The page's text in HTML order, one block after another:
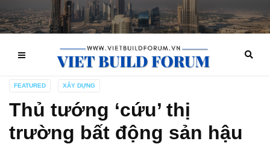
FEATURED XÂY DỰNG
Thủ tướng ‘cứu’ thị
trường bất động sản hậu